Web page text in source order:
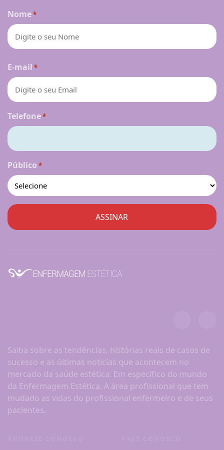
Nome*
E-mail *
Telefone*
Público *
Saiba sobre as tendências, histórias reais de casos de
sucesso e as últimas noticías que acontecem no
mercado da saúde estética. Em específico do mundo
da Enfermagem Estética. A área profissional que tem
mudado as vidas do profissional enfermeiro e de seus
pacientes.